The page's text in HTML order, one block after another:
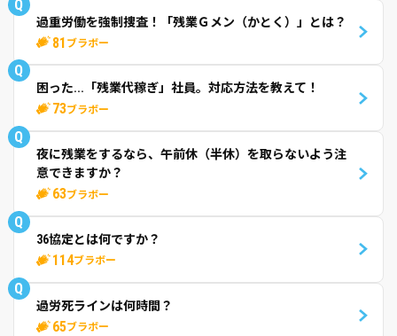
Q
過重労働を強制捜査！「残業Ｇメン（かとく）」とは？
81 ブラボー
Q
困った...「残業代稼ぎ」社員。対応方法を教えて！
73ブラボー
Q
夜に残業をするなら、午前休（半休）を取らないよう注
意できますか？
63ブラボー
Q
36協定とは何ですか？
114ブラボー
Q
過労死ラインは何時間？
65ブラボー